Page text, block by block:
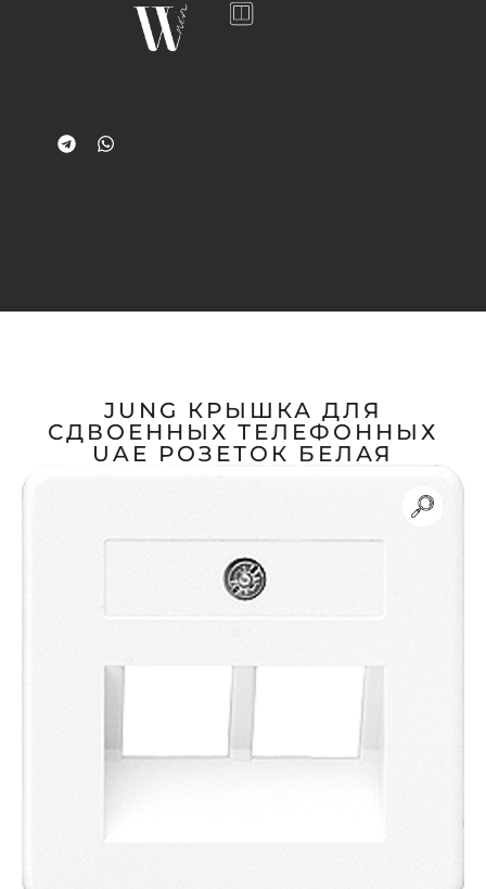
JUNG КРЫШКА ДЛЯ
СДВОЕННЫХ ТЕЛЕФОННЫХ
UAE РОЗЕТОК БЕЛАЯ